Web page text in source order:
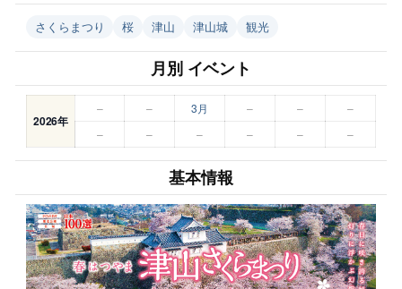
さくらまつり 桜 津山 津山城 観光
月別 イベント
2026年
– – 3月 – –
–
–
– – – – –
基本情報